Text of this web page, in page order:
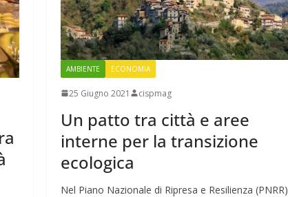
AMBIENTE ECONOMIA
25 Giugno 2021 cispmag
Un patto tra città e aree
interne per la transizione
ecologica
Nel Piano Nazionale di Ripresa e Resilienza (PNRR)